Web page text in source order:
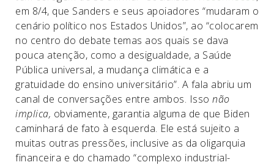
em 8/4, que Sanders e seus apoiadores “mudaram o
cenário político nos Estados Unidos”, ao “colocarem
no centro do debate temas aos quais se dava
pouca atenção, como a desigualdade, a Saúde
Pública universal, a mudança climática e a
gratuidade do ensino universitário”. A fala abriu um
canal de conversações entre ambos. Isso não
implica, obviamente, garantia alguma de que Biden
caminhará de fato à esquerda. Ele está sujeito a
muitas outras pressões, inclusive as da oligarquia
financeira e do chamado “complexo industrial-